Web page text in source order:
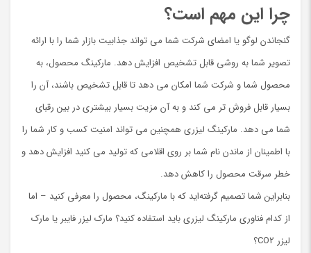
چرا این مهم است؟
گنجاندن لوگو یا امضای شرکت شما می تواند جذابیت بازار شما را با ارائه
تصویر شما به روشی قابل تشخیص افزایش دهد. مارکینگ محصول، به
محصول شما و شرکت شما امکان می دهد تا قابل تشخیص باشند، آن را
بسیار قابل فروش تر می کند و به آن مزیت بسیار بیشتری در بین رقبای
شما می دهد. مارکینگ لیزری همچنین می تواند امنیت کسب و کار شما را
با اطمینان از ماندن نام شما بر روی اقلامی که تولید می کنید افزایش دهد و
خطر سرقت محصول را کاهش دهد.
بنابراین شما تصمیم گرفته‌اید که با مارکینگ، محصول را معرفی کنید – اما
از کدام فناوری مارکینگ لیزری باید استفاده کنید؟ مارک لیزر فایبر یا مارک
لیزر CO2؟